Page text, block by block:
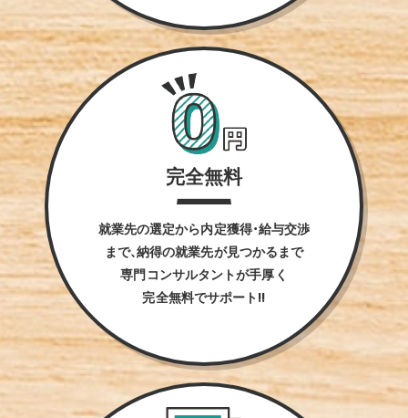
完全無料
就業先の選定から内定獲得・給与交渉
まで、納得の就業先が見つかるまで
専門コンサルタントが手厚く
完全無料でサポート!!